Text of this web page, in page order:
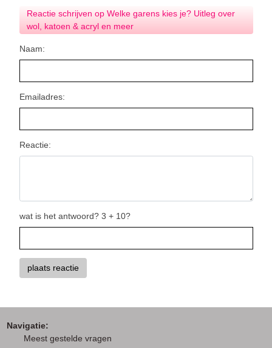
Reactie schrijven op Welke garens kies je? Uitleg over
wol, katoen & acryl en meer
Naam:
Emailadres:
Reactie:
wat is het antwoord? 3 + 10?
Navigatie:
Meest gestelde vragen